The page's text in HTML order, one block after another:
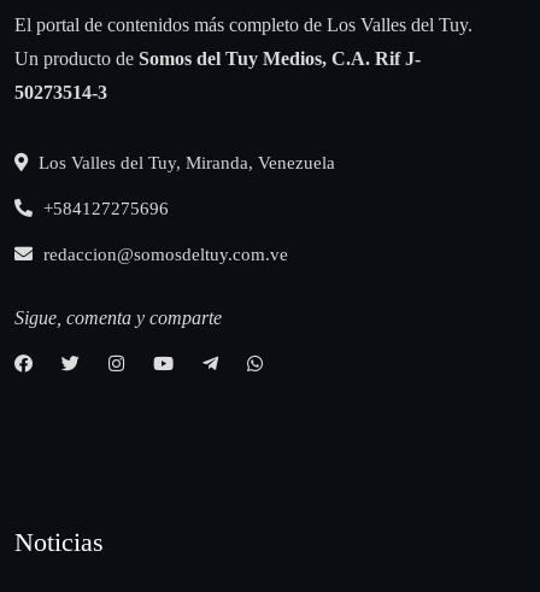
El portal de contenidos más completo de Los Valles del Tuy.
Un producto de Somos del Tuy Medios, C.A. Rif J-
50273514-3
Los Valles del Tuy, Miranda, Venezuela
+584127275696
redaccion@somosdeltuy.com.ve
Sigue, comenta y comparte
Noticias